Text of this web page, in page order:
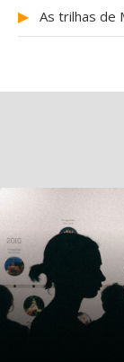
▶ As trilhas de